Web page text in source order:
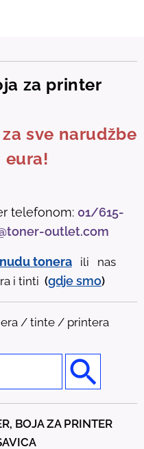
za printer
sve narudžbe
eura!
telefonom: 01/615-
outlet.com
tonera
ili nas
i tinti (gdjesmo)
/ tinte / printera
t
BOJA ZA PRINTER